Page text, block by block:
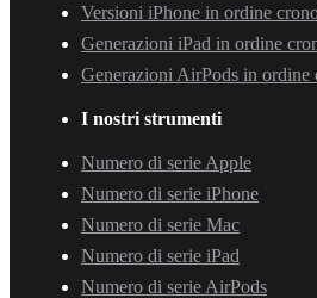
Versioni iPhone in ordine
Generazioni iPad in ordine
Generazioni AirPods in ordine
I nostri strumenti
Numero di serie Apple
Numero di serie iPhone
Numero di serie Mac
Numero di serie iPad
Numero di serie AirPods